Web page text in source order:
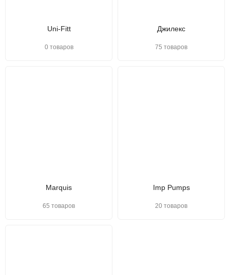
Uni-Fitt
0 товаров
Джилекс
75 товаров
Marquis
65 товаров
Imp Pumps
20 товаров